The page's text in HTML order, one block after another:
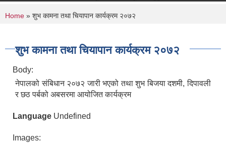
You are here
Home » शुभ कामना तथा चियापान कार्यक्रम २०७२
शुभ कामना तथा चियापान कार्यक्रम २०७२
Body:
नेपालको संबिधान २०७२ जारी भएको तथा शुभ बिजया दशमी, दिपावली
र छठ पर्बको अबसरमा आयोजित कार्यक्रम
Language Undefined
Images: